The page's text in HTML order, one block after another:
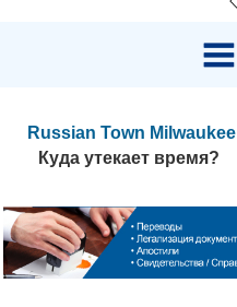
Russian Town Milwaukee
Куда утекает время?